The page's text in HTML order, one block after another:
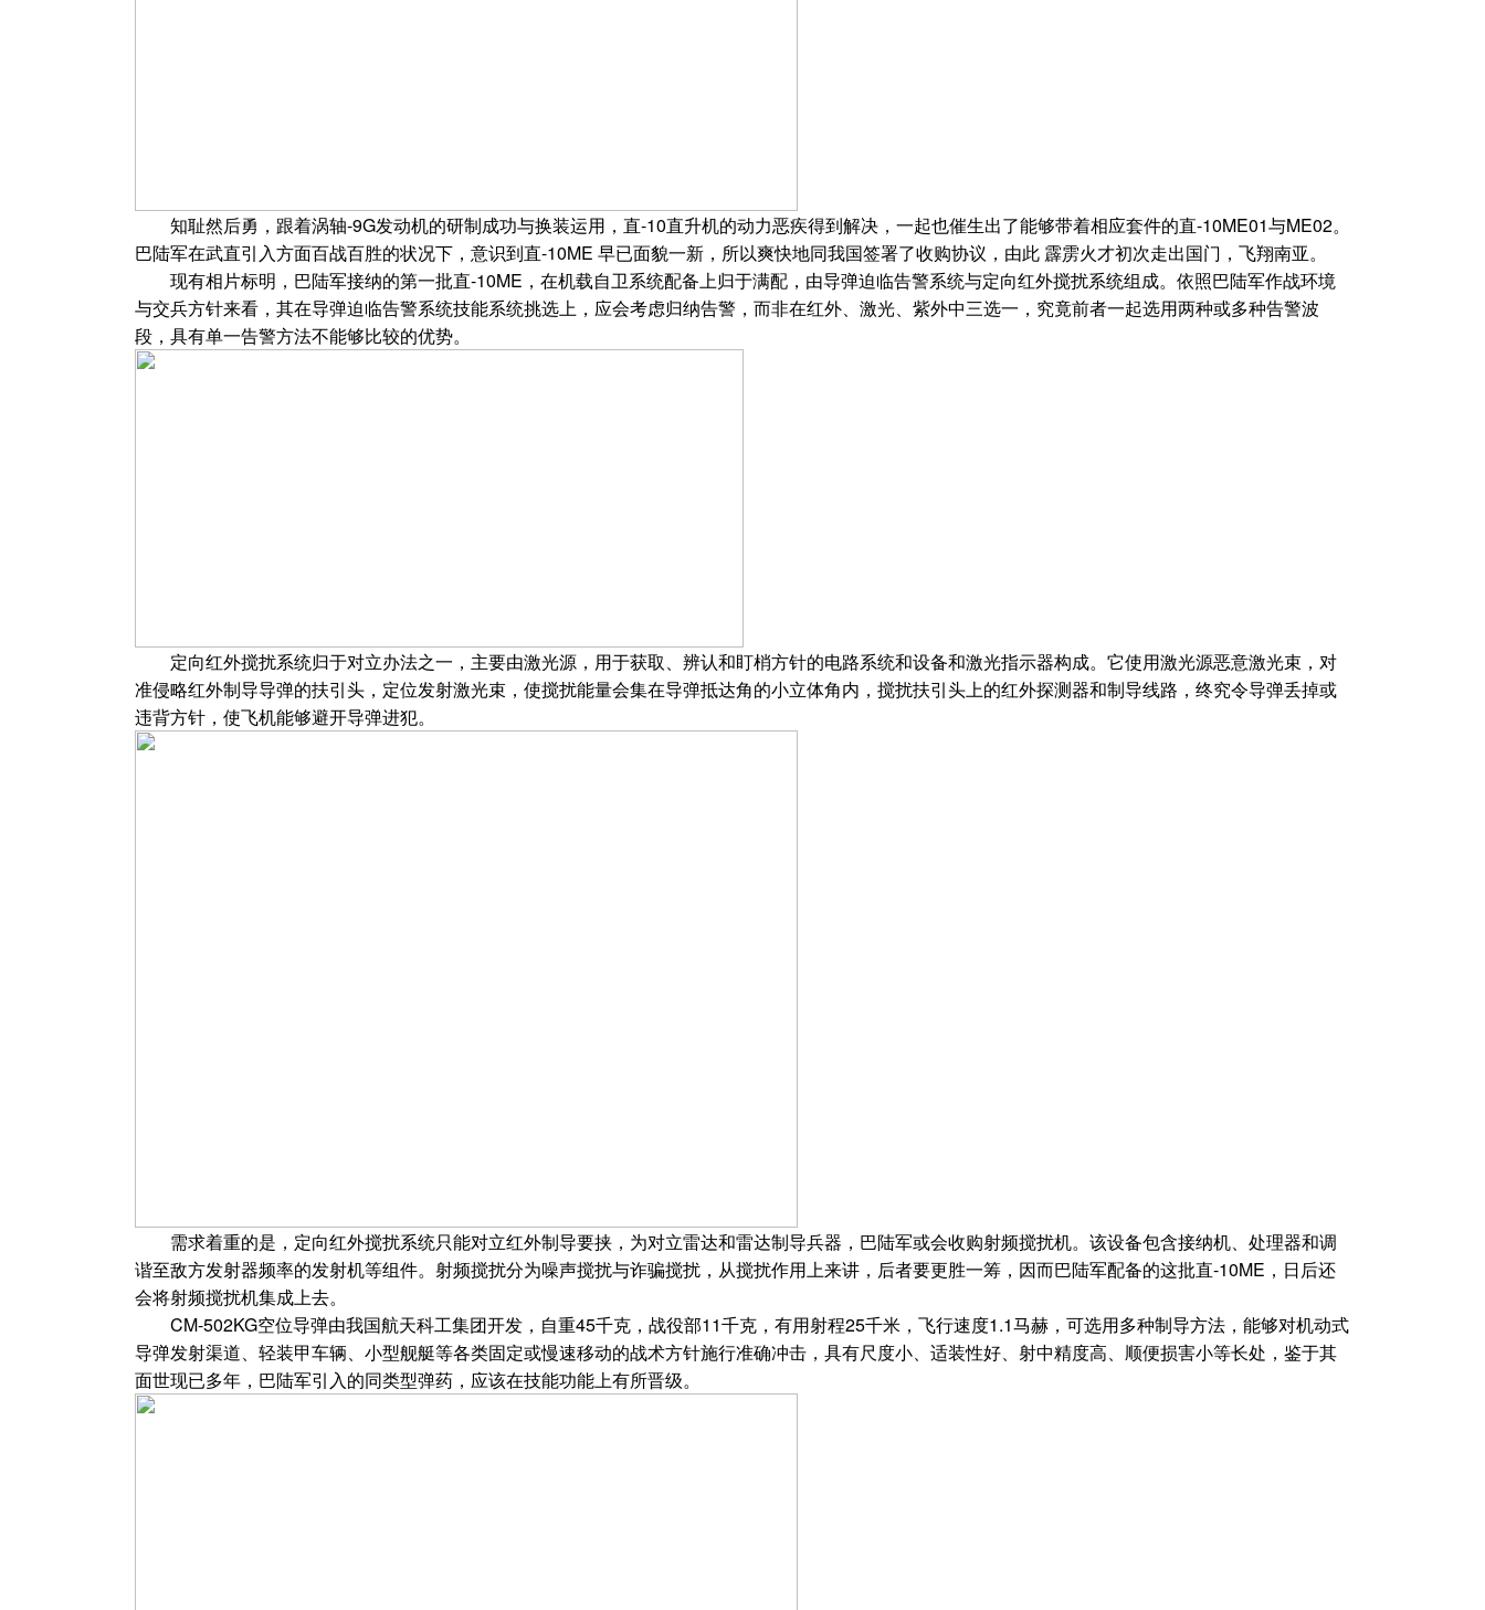
知耻然后勇，跟着涡轴-9G发动机的研制成功与换装运用，直-10直升机的动力恶疾得到解决，一起也催生出了能够带着相应套件的直-10ME01与ME02。
巴陆军在武直引入方面百战百胜的状况下，意识到直-10ME 早已面貌一新，所以爽快地同我国签署了收购协议，由此 霹雳火才初次走出国门，飞翔南亚。
现有相片标明，巴陆军接纳的第一批直-10ME，在机载自卫系统配备上归于满配，由导弹迫临告警系统与定向红外搅扰系统组成。依照巴陆军作战环境
与交兵方针来看，其在导弹迫临告警系统技能系统挑选上，应会考虑归纳告警，而非在红外、激光、紫外中三选一，究竟前者一起选用两种或多种告警波
段，具有单一告警方法不能够比较的优势。
定向红外搅扰系统归于对立办法之一，主要由激光源，用于获取、辨认和盯梢方针的电路系统和设备和激光指示器构成。它使用激光源恶意激光束，对
准侵略红外制导导弹的扶引头，定位发射激光束，使搅扰能量会集在导弹抵达角的小立体角内，搅扰扶引头上的红外探测器和制导线路，终究令导弹丢掉或
违背方针，使飞机能够避开导弹进犯。
需求着重的是，定向红外搅扰系统只能对立红外制导要挟，为对立雷达和雷达制导兵器，巴陆军或会收购射频搅扰机。该设备包含接纳机、处理器和调
谐至敌方发射器频率的发射机等组件。射频搅扰分为噪声搅扰与诈骗搅扰，从搅扰作用上来讲，后者要更胜一筹，因而巴陆军配备的这批直-10ME，日后还
会将射频搅扰机集成上去。
CM-502KG空位导弹由我国航天科工集团开发，自重45千克，战役部11千克，有用射程25千米，飞行速度1.1马赫，可选用多种制导方法，能够对机动式
导弹发射渠道、轻装甲车辆、小型舰艇等各类固定或慢速移动的战术方针施行准确冲击，具有尺度小、适装性好、射中精度高、顺便损害小等长处，鉴于其
面世现已多年，巴陆军引入的同类型弹药，应该在技能功能上有所晋级。